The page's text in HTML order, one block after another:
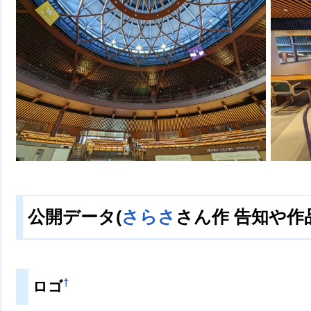
公開データ(さらさ さん作 告知や
ロゴ†